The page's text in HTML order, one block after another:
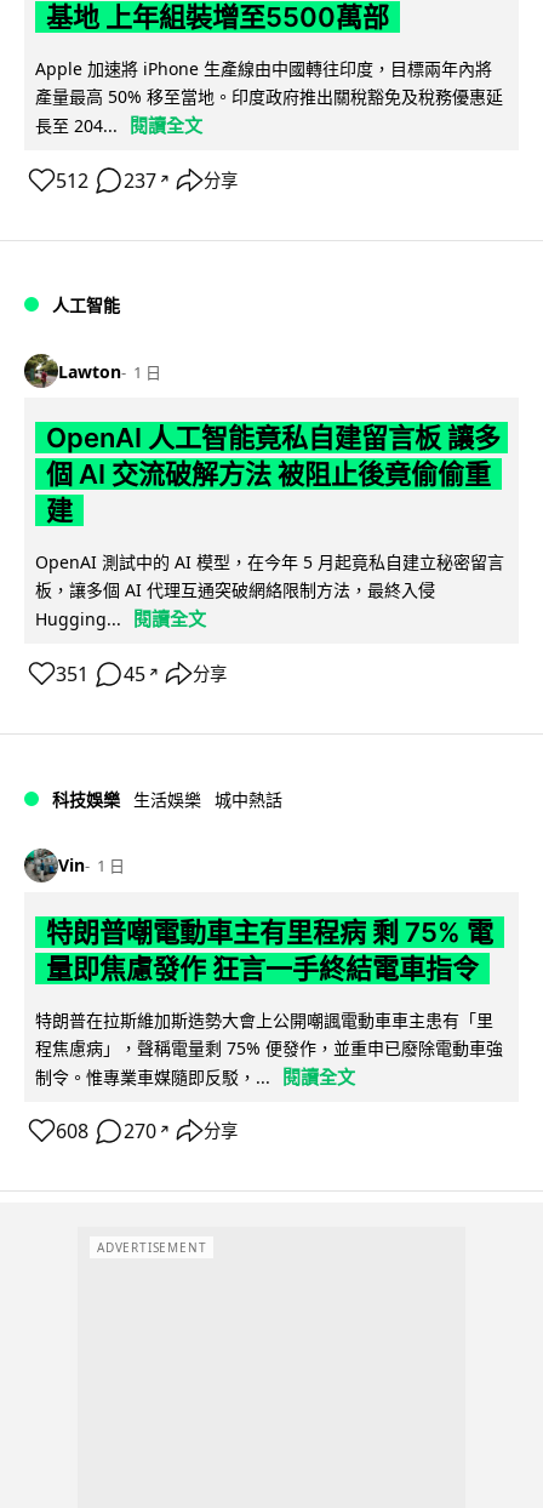
基地 上年組裝增至5500萬部
Apple 加速將 iPhone 生產線由中國轉往印度，目標兩年內將
產量最高 50% 移至當地。印度政府推出關稅豁免及稅務優惠延
長至 204...
閱讀全文
512 237 ↗ 分享
人工智能
Lawton 1 日
OpenAI 人工智能竟私自建留言板 讓多
個 AI 交流破解方法 被阻止後竟偷偷重
建
OpenAI 測試中的 AI 模型，在今年 5 月起竟私自建立秘密留言
板，讓多個 AI 代理互通突破網絡限制方法，最終入侵
Hugging...
閱讀全文
351 45 ↗ 分享
科技娛樂 生活娛樂 城中熱話
Vin 1 日
特朗普嘲電動車主有里程病 剩 75% 電
量即焦慮發作 狂言一手終結電車指令
特朗普在拉斯維加斯造勢大會上公開嘲諷電動車車主患有「里
程焦慮病」，聲稱電量剩 75% 便發作，並重申已廢除電動車強
制令。惟專業車媒隨即反駁，...
閱讀全文
608 270 ↗ 分享
ADVERTISEMENT